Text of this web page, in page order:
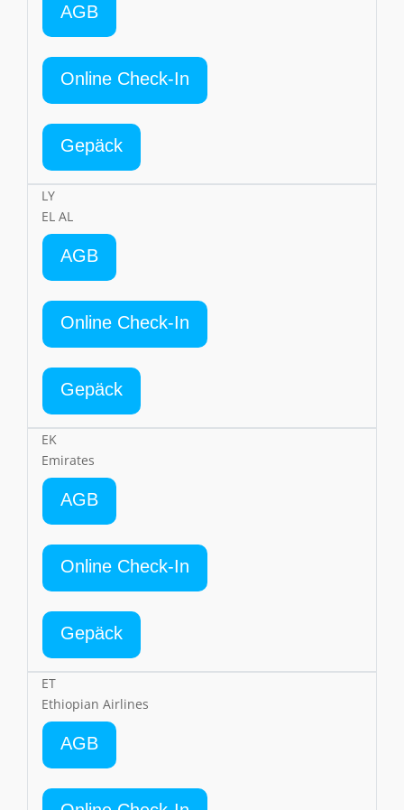
AGB
Online Check-In
Gepäck
LY
EL AL
AGB
Online Check-In
Gepäck
EK
Emirates
AGB
Online Check-In
Gepäck
ET
Ethiopian Airlines
AGB